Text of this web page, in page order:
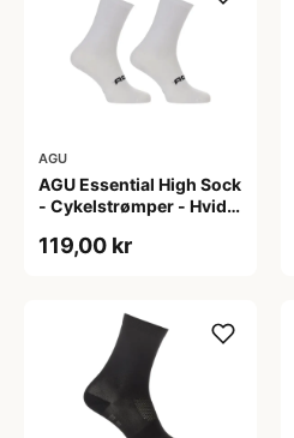
AGU
AGU Essential High Sock
- Cykelstrømper - Hvid -
119,00 kr